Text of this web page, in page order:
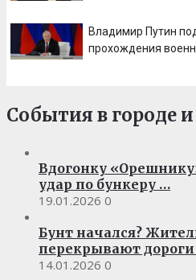
Владимир Путин
прохождения
События в городе
Вдогонку
удар по бункеру …
19.01.2026 0
Бунт начался?
перекрывают
14.01.2026 0